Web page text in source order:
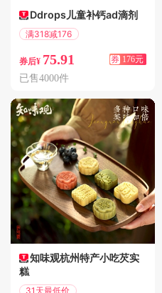
Ddrops儿童补钙ad滴剂
满318减176
券后¥ 75.91 券 176元
已售4000件
知味观杭州特产小吃芡实
糕
31天最低价